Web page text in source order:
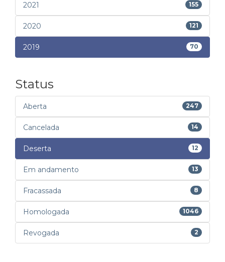
2021 155
2020 121
2019 70
Status
Aberta 247
Cancelada 14
Deserta 12
Em andamento 13
Fracassada 8
Homologada 1046
Revogada 2